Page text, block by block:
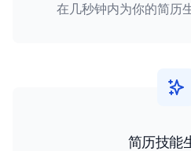
在几秒钟内为你的简历
简历技能